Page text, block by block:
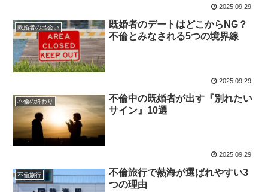
2025.09.29
既婚者の出会い
既婚者のデートはどこからNG？
不倫とみなされる5つの境界線
2025.09.29
不倫の終わり
不倫中の既婚者が出す『別れたい
サイン』10選
2025.09.29
不倫旅行
不倫旅行で熱海が選ばれやすい3
つの理由